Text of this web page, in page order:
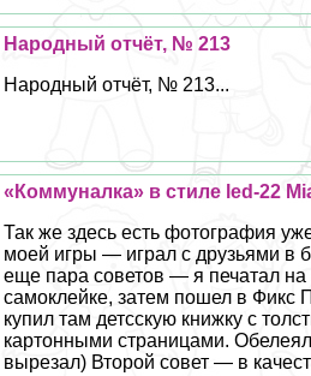
Народный отчёт, № 213
Народный отчёт, № 213...
«Коммуналка» в стиле led-22
Так же здесь есть фотография
моей игры — играл с друзьями в
еще пара советов — я печатал на
самоклейке, затем пошел в Фикс
купил там детсскую книжку с
картонными страницами.
вырезал) Второй совет — в